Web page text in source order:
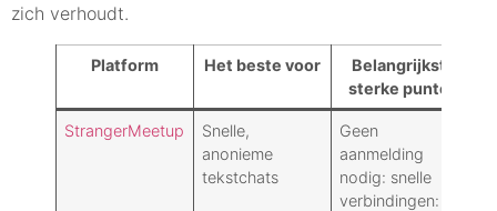
zich verhoudt.
Platform Het beste voor
Belangrijkste
sterke punten
StrangerMeetup
Snelle,
anonieme
tekstchats
Geen
aanmelding
nodig: snelle
verbindingen: